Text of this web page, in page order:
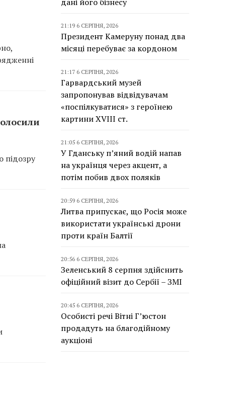
підозру
21:19 6 СЕРПНЯ, 2026
Президент Камеруну понад два
місяці перебуває за кордоном
21:17 6 СЕРПНЯ, 2026
Гарвардський музей
запропонував відвідувачам
«поспілкуватися» з героїнею
картини XVIII ст.
21:05 6 СЕРПНЯ, 2026
У Гданську п’яний водій напав
на українця через акцент, а
потім побив двох поляків
20:59 6 СЕРПНЯ, 2026
Литва припускає, що Росія може
використати українські дрони
проти країн Балтії
20:56 6 СЕРПНЯ, 2026
Зеленський 8 серпня здійснить
офіційний візит до Сербії – ЗМІ
20:45 6 СЕРПНЯ, 2026
Особисті речі Вітні Г’юстон
продадуть на благодійному
аукціоні